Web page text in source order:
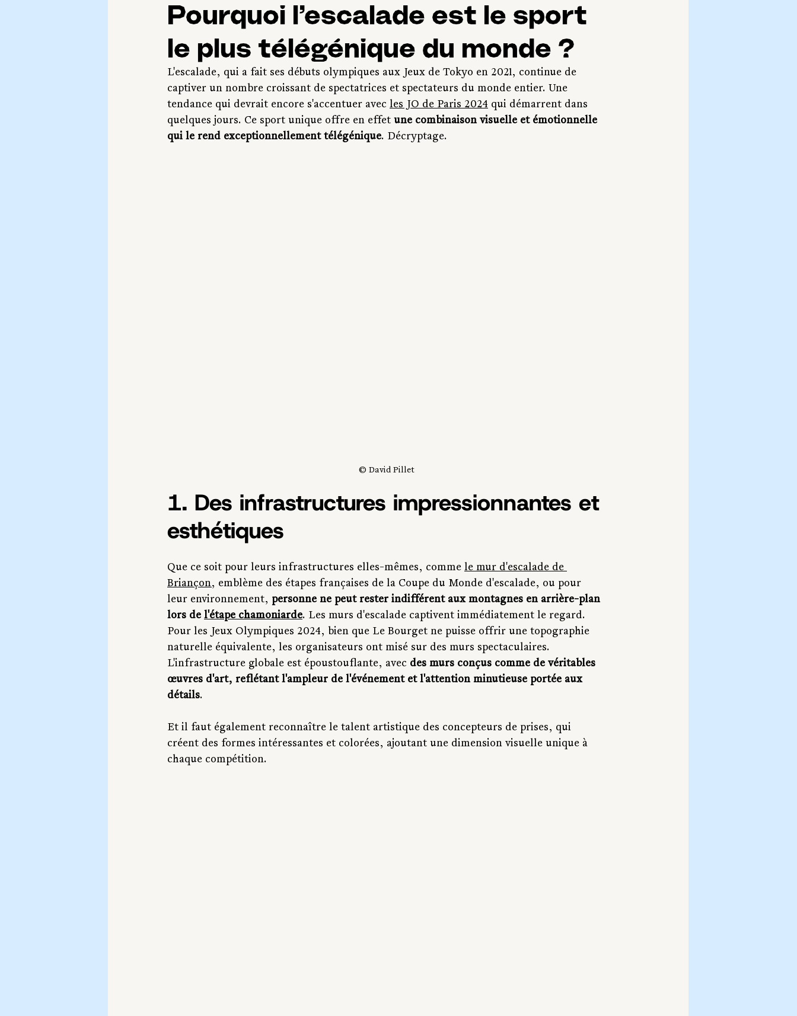
Pourquoi l’escalade est le sport
le plus télégénique du monde ?
L'escalade, qui a fait ses débuts olympiques aux Jeux de Tokyo en 2021, continue de
captiver un nombre croissant de spectatrices et spectateurs du monde entier. Une
tendance qui devrait encore s'accentuer avec les JO de Paris 2024 qui démarrent dans
quelques jours. Ce sport unique offre en effet une combinaison visuelle et émotionnelle
qui le rend exceptionnellement télégénique. Décryptage.
© David Pillet
1. Des infrastructures impressionnantes et
esthétiques
Que ce soit pour leurs infrastructures elles-mêmes, comme le mur d'escalade de
Briançon, emblème des étapes françaises de la Coupe du Monde d'escalade, ou pour
leur environnement, personne ne peut rester indifférent aux montagnes en arrière-plan
lors de l'étape chamoniarde. Les murs d'escalade captivent immédiatement le regard.
Pour les Jeux Olympiques 2024, bien que Le Bourget ne puisse offrir une topographie
naturelle équivalente, les organisateurs ont misé sur des murs spectaculaires.
L'infrastructure globale est époustouflante, avec des murs conçus comme de véritables
œuvres d'art, reflétant l'ampleur de l'événement et l'attention minutieuse portée aux
détails.
Et il faut également reconnaître le talent artistique des concepteurs de prises, qui
créent des formes intéressantes et colorées, ajoutant une dimension visuelle unique à
chaque compétition.